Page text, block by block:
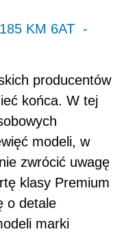
KM 6AT -
producentów
końca. W tej
modeli, w
zwrócić uwagę
klasy Premium
o detale
marki